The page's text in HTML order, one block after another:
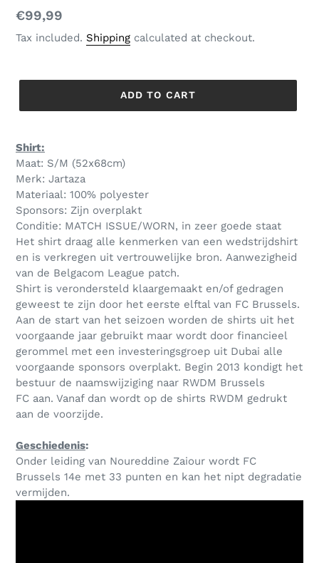
Regular
price
€99,99
Tax included. Shipping calculated at checkout.
ADD TO CART
Shirt:
Maat: S/M (52x68cm)
Merk: Jartaza
Materiaal: 100% polyester
Sponsors: Zijn overplakt
Conditie: MATCH ISSUE/WORN, in zeer goede staat
Het shirt draag alle kenmerken van een wedstrijdshirt
en is verkregen uit vertrouwelijke bron. Aanwezigheid
van de Belgacom League patch.
Shirt is verondersteld klaargemaakt en/of gedragen
geweest te zijn door het eerste elftal van FC Brussels.
Aan de start van het seizoen worden de shirts uit het
voorgaande jaar gebruikt maar wordt door financieel
gerommel met een investeringsgroep uit Dubai alle
voorgaande sponsors overplakt. Begin 2013 kondigt het
bestuur de naamswijziging naar RWDM Brussels
FC aan. Vanaf dan wordt op de shirts RWDM gedrukt
aan de voorzijde.
Geschiedenis:
Onder leiding van Noureddine Zaiour wordt FC
Brussels 14e met 33 punten en kan het nipt degradatie
vermijden.